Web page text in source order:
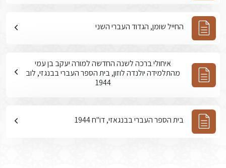
החייל שומן, הגדוד העברי השני
איחולי ברכה לשנה החדשה למורה יעקב בן עמי
מהתלמידה יולנדה לוזון, בית הספר העברי בבנגזי, לוב
1944
בית הספר העברי בבנגאזי, דו"ח 1944